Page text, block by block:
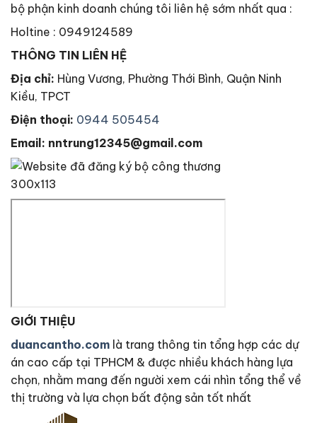
bộ phận kinh doanh chúng tôi liên hệ sớm nhất qua :
Holtine : 0949124589
THÔNG TIN LIÊN HỆ
Địa chỉ: Hùng Vương, Phường Thới Bình, Quận Ninh
Kiều, TPCT
Điện thoại: 0944 505454
Email: nntrung12345@gmail.com
GIỚI THIỆU
duancantho.com là trang thông tin tổng hợp các dự
án cao cấp tại TPHCM & được nhiều khách hàng lựa
chọn, nhằm mang đến người xem cái nhìn tổng thể về
thị trường và lựa chọn bất động sản tốt nhất